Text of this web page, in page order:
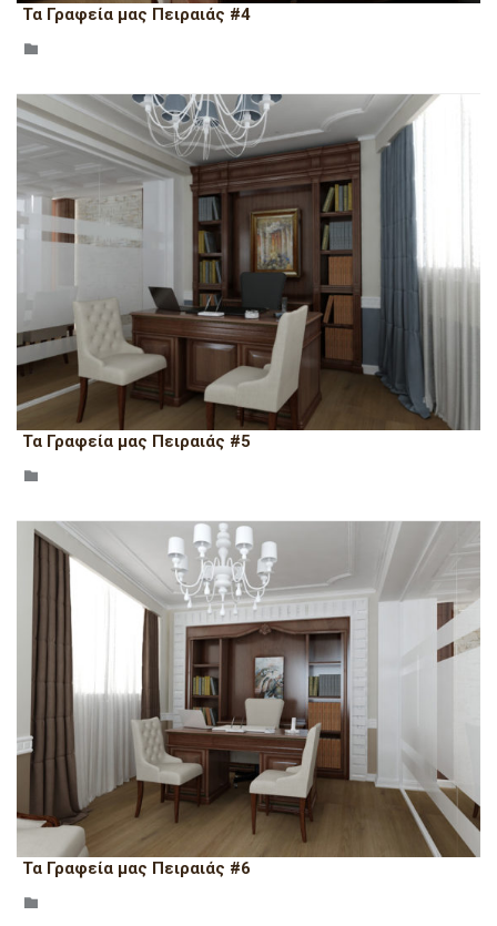
Τα Γραφεία μας Πειραιάς #4

Τα Γραφεία μας Πειραιάς #5

Τα Γραφεία μας Πειραιάς #6
